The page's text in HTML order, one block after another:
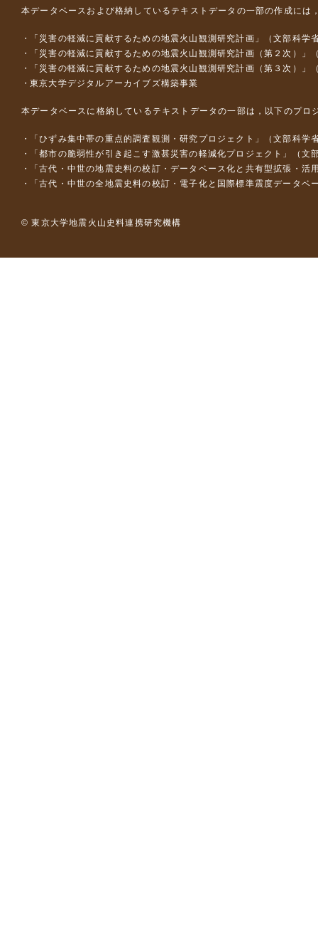
本データベースおよび格納しているテキストデータの一部の作成には
「災害の軽減に貢献するための地震火山観測研究計画」（文部科学
「災害の軽減に貢献するための地震火山観測研究計画（第２次）」
「災害の軽減に貢献するための地震火山観測研究計画（第３次）」
東京大学デジタルアーカイブズ構築事業
本データベースに格納しているテキストデータの一部は，以下のプロ
「ひずみ集中帯の重点的調査観測・研究プロジェクト」（文部科
「都市の脆弱性が引き起こす激甚災害の軽減化プロジェクト」（
「古代・中世の地震史料の校訂・データベース化と共有型拡張・
「古代・中世の全地震史料の校訂・電子化と国際標準震度データ
© 東京大学地震火山史料連携研究機構